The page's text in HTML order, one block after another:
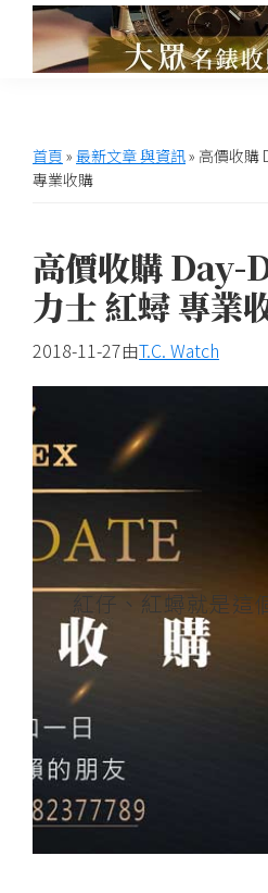
高
眾
名
錶
世
界
錶
收
購,
交
網
站,
提
供
各
二
手
界
名
錶,
古
首頁 » 最新文章 與資訊» 高價收購
專業收購
高價收購 Day-
力士 紅蟳 專業
2018-11-27由T.C. Watch
紅仔、紅蟳就是這